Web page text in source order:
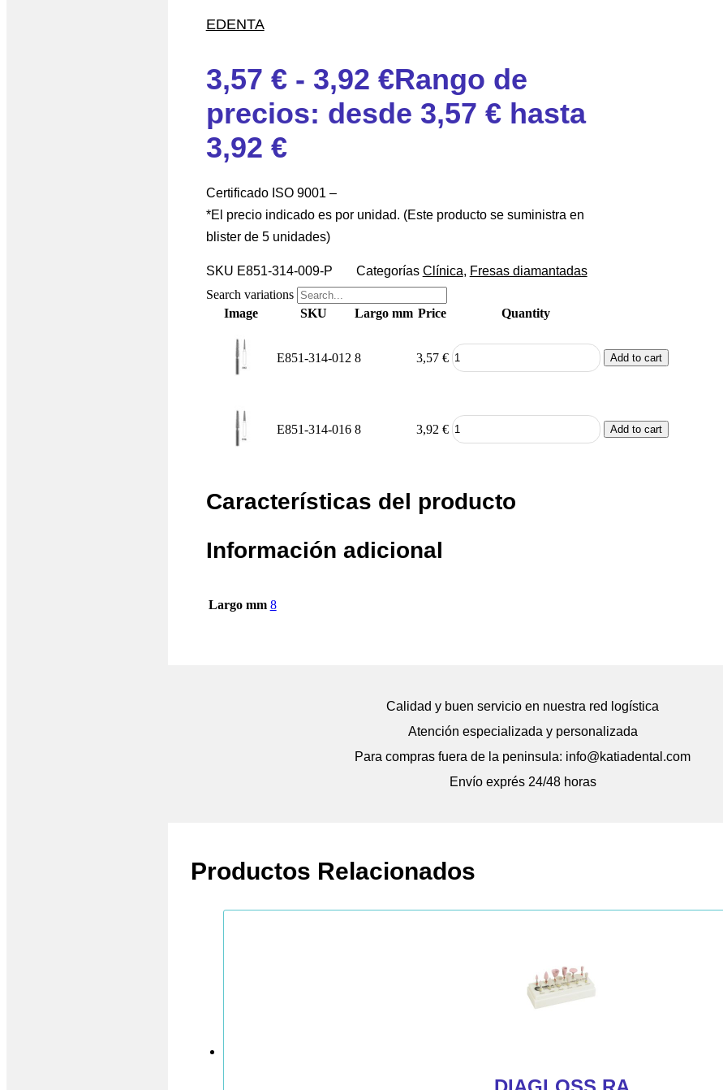
EDENTA
3,57 € - 3,92 €Rango de
precios: desde 3,57 € hasta
3,92 €
Certificado ISO 9001 –
*El precio indicado es por unidad. (Este producto se suministra en
blister de 5 unidades)
SKU E851-314-009-P Categorías Clínica, Fresas diamantadas
Search variations
Image
SKU Largo mm Price Quantity
E851-314-012 8 3,57 € Add to cart
E851-314-016 8 3,92 € Add to cart
Características del producto
Información adicional
Largo mm 8
Calidad y buen servicio en nuestra red logística
Atención especializada y personalizada
Para compras fuera de la peninsula: info@katiadental.com
Envío exprés 24/48 horas
Productos Relacionados